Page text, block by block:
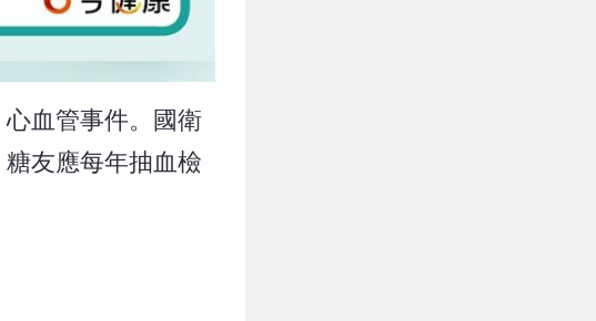
血管事件。國衛
友應每年抽血檢